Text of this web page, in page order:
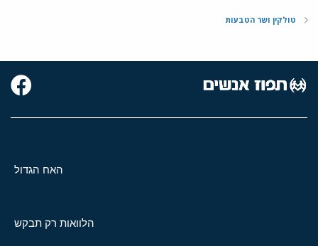
טולקין ושר הטבעות
האח הגדול
הלוואות רק תבקש